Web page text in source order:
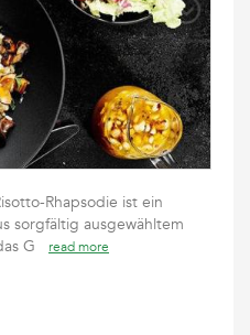
Rhapsodie ist ein
sorgfältig ausgewähltem
G
read more